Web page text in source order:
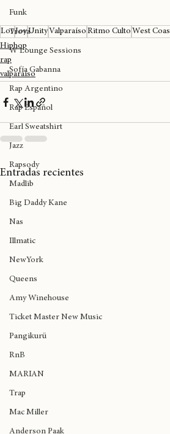
Ovalle
LeonThomas
Funk
Trova
W Lounge Sessions
Sofía Gabanna
Rap Argentino
Rap Español
Earl Sweatshirt
Jazz
Rapsody
Madlib
Big Daddy Kane
Nas
Illmatic
NewYork
Queens
Amy Winehouse
Ticket Master New Music
Pangikurü
RnB
MARIAN
Trap
Lov Joy Unity
Hiphop
rap
valparaíso
Entradas recientes